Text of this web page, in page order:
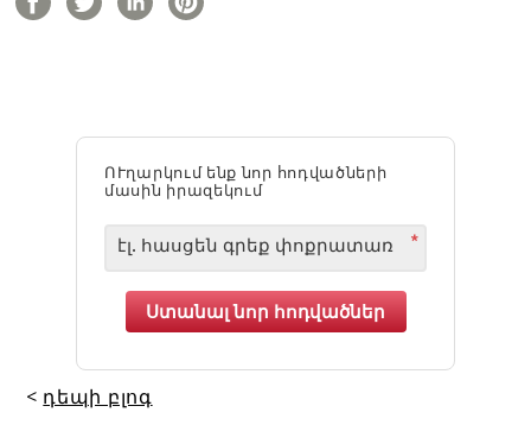
ՈՒղարկում ենք նոր հոդվածների
մասին իրազեկում
*
Ստանալ նոր հոդվածներ
< դեպի բլոգ